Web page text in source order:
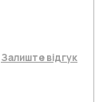
Залиште відгук